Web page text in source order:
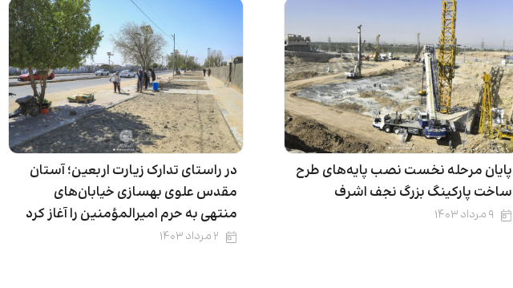
پایان مرحله نخست نصب پایه‌های طرح
ساخت پارکینگ بزرگ نجف اشرف
۹ مرداد ۱۴۰۳
در راستای تدارک زیارت اربعین؛ آستان
مقدس علوی بهسازی خیابان‌های
منتهی به حرم امیرالمؤمنین را آغاز کرد
۲ مرداد ۱۴۰۳